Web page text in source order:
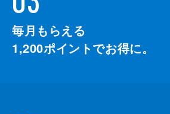
毎月もらえる
1,200ポイントでお得に。